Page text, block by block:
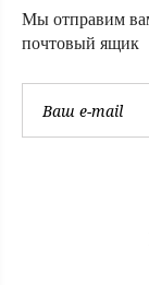
Мы отправим
почтовый ящик